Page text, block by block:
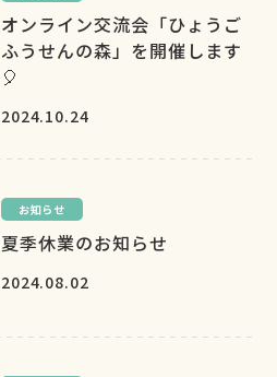
オンライン交流会「ひょうご
ふうせんの森」を開催します
🎈
2024.10.24
お知らせ
夏季休業のお知らせ
2024.08.02